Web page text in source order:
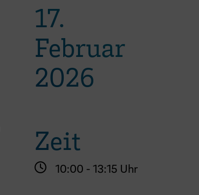
17.
Februar
2026
Zeit
10:00 - 13:15 Uhr